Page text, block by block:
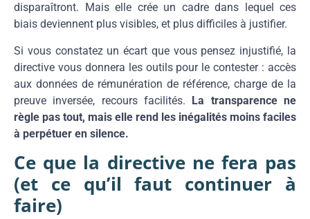
disparaîtront. Mais elle crée un cadre dans lequel ces
biais deviennent plus visibles, et plus difficiles à justifier.
Si vous constatez un écart que vous pensez injustifié, la
directive vous donnera les outils pour le contester : accès
aux données de rémunération de référence, charge de la
preuve inversée, recours facilités. La transparence ne
règle pas tout, mais elle rend les inégalités moins faciles
à perpétuer en silence.
Ce que la directive ne fera pas
(et ce qu’il faut continuer à
faire)